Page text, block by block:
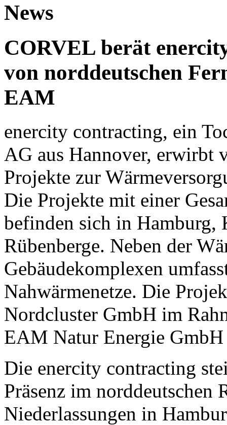
News
CORVEL berät
von norddeutschen
EAM
enercity contracting, ein
AG aus Hannover, erwirbt
Projekte zur
Die Projekte mit einer
befinden sich in Hamburg,
Rübenberge. Neben der
Gebäudekomplexen
Nahwärmenetze. Die
Nordcluster GmbH im
EAM Natur Energie
Die enercity contracting
Präsenz im norddeutschen
Niederlassungen in